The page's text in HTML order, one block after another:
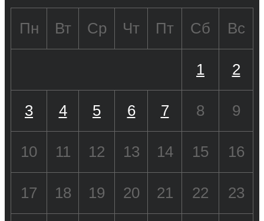
Пн Вт Ср Чт Пт Сб Вс
1 2
3 4 5 6 7 8 9
10 11 12 13 14 15 16
17 18 19 20 21 22 23